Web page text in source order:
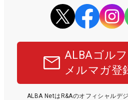
ALBAゴル
メルマガ登
ALBA NetはR&Aのオフィシャルデ